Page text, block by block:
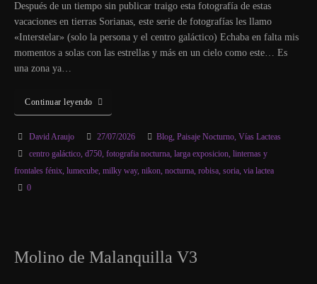
Después de un tiempo sin publicar traigo esta fotografía de estas
vacaciones en tierras Sorianas, este serie de fotografías les llamo
«Interstelar» (solo la persona y el centro galáctico) Echaba en falta mis
momentos a solas con las estrellas y más en un cielo como este… Es
una zona ya…
Continuar leyendo
David Araujo 27/07/2026 Blog, Paisaje Nocturno, Vías Lacteas
centro galáctico, d750, fotografia nocturna, larga exposicion, linternas y
frontales fénix, lumecube, milky way, nikon, nocturna, robisa, soria, via lactea
0
Molino de Malanquilla V3